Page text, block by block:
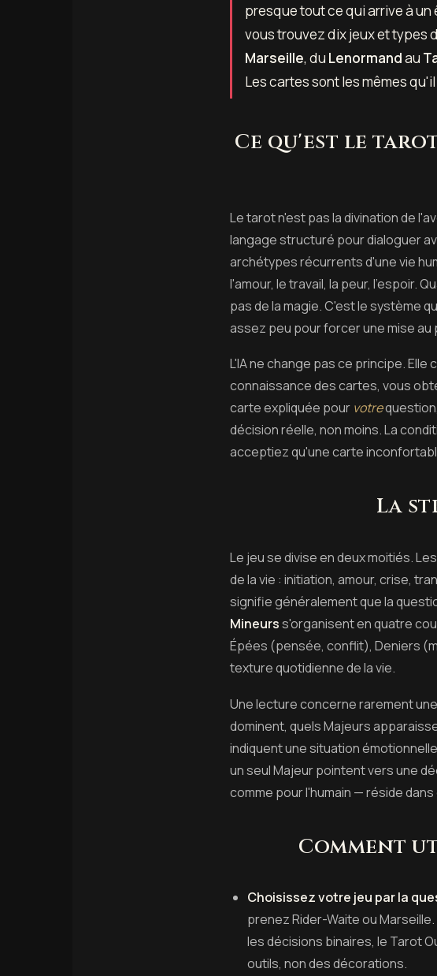
presque tout ce qui arrive à un
vous trouvez dix jeux et types
Marseille, du Lenormandau
Les cartes sont les mêmes
Ce qu'est le
Le tarot n'est pas la divination de
langage structuré pour dialoguer
archétypes récurrents d'une vie
l'amour, le travail, la peur, l'espoir.
pas de la magie. C'est le système
assez peu pour forcer une mise au
L'IA ne change pas ce principe.
connaissance des cartes, vous
carte expliquée pour votre
décision réelle, non moins. La
acceptiez qu'une carte
La
Le jeu se divise en deux moitiés. Les
de la vie : initiation, amour, crise,
signifie généralement que la
Mineurss'organisent en quatre
Épées (pensée, conflit), Deniers
texture quotidienne de la vie.
Une lecture concerne rarement
dominent, quels Majeurs
indiquent une situation
un seul Majeur pointent vers une
comme pour l'humain — réside
Comment
Choisissez votre jeu par la
prenez Rider-Waite ou
les décisions binaires, le Tarot
outils, non des décorations.